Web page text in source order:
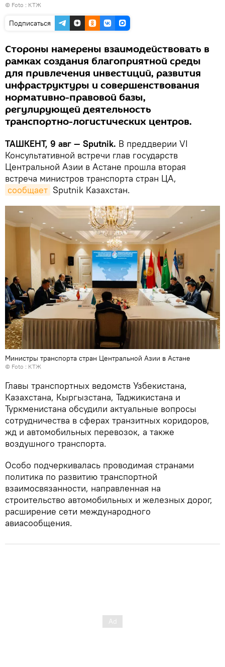
© Foto : КТЖ
Подписаться
Стороны намерены взаимодействовать в
рамках создания благоприятной среды
для привлечения инвестиций, развития
инфраструктуры и совершенствования
нормативно-правовой базы,
регулирующей деятельность
транспортно-логистических центров.
ТАШКЕНТ, 9 авг — Sputnik. В преддверии VI
Консультативной встречи глав государств
Центральной Азии в Астане прошла вторая
встреча министров транспорта стран ЦА,
сообщает Sputnik Казахстан.
Министры транспорта стран Центральной Азии в Астане
© Foto : КТЖ
Главы транспортных ведомств Узбекистана,
Казахстана, Кыргызстана, Таджикистана и
Туркменистана обсудили актуальные вопросы
сотрудничества в сферах транзитных коридоров,
жд и автомобильных перевозок, а также
воздушного транспорта.
Особо подчеркивалась проводимая странами
политика по развитию транспортной
взаимосвязанности, направленная на
строительство автомобильных и железных дорог,
расширение сети международного
авиасообщения.